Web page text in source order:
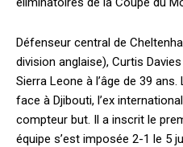
Défenseur central de
division anglaise), Curtis
Sierra Leone à l’âge de 39
face à Djibouti, l’ex
compteur but. Il a inscrit le
équipe s’est imposée 2-1 le 5